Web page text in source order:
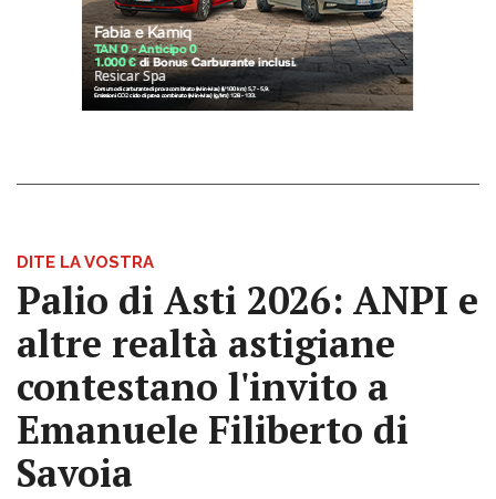
DITE LA VOSTRA
Palio di Asti 2026: ANPI e
altre realtà astigiane
contestano l'invito a
Emanuele Filiberto di
Savoia